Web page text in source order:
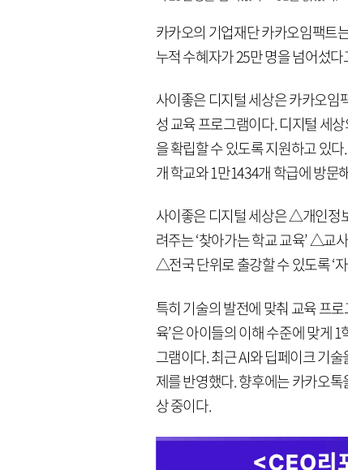
카카오의 기업재단 카카오임팩트
누적 수혜자가 25만 명을 넘어섰
사이좋은 디지털 세상은 카카오임
성 교육 프로그램이다. 디지털 세
을 확립할 수 있도록 지원하고 있
개 학교와 1만1434개 학급에 방문
사이좋은 디지털 세상은 △개인정
려주는 ‘찾아가는 학교 교육’ △교
△전국 단위로 출강할 수 있도록 ‘
특히 기술의 발전에 맞춰 교육 프
육’은 아이들의 이해 수준에 맞게
그램이다. 최근 AI와 딥페이크 기
제를 반영했다. 향후에는 카카오
상 중이다.